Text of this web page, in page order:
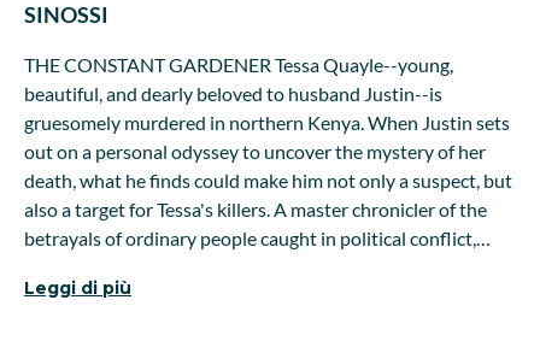
SINOSSI
THE CONSTANT GARDENER Tessa Quayle--young,
beautiful, and dearly beloved to husband Justin--is
gruesomely murdered in northern Kenya. When Justin sets
out on a personal odyssey to uncover the mystery of her
death, what he finds could make him not only a suspect, but
also a target for Tessa's killers. A master chronicler of the
betrayals of ordinary people caught in political conflict,
as only he can. In The Constant Gardener he tells a
Leggi di più